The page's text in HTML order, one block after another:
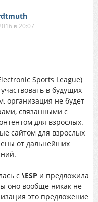
в 20:07
Sports League)
участвовать в будущих
организация не будет
связанными с
для взрослых.
сайтом для взрослых
от дальнейших
с \ESP и предложила
оно вообще никак не
это предложение